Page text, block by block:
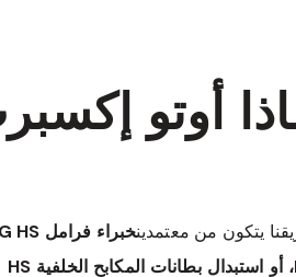
أوتو
يتكون من معتمدينخبراء فرامل MG HS